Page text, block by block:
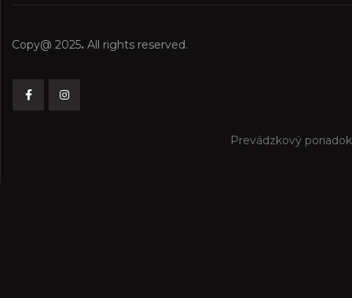
Copy@ 2025. All rights reserved.
Prevádzkový poriadok